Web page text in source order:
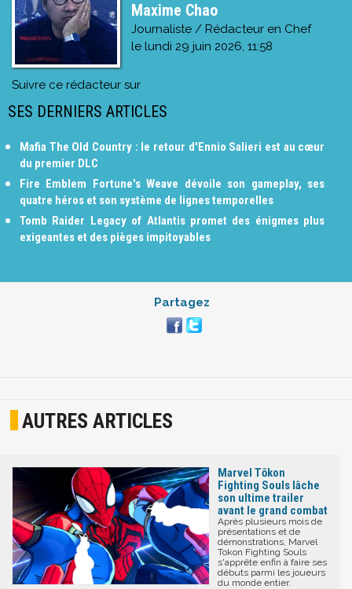
Maxime Chao
Journaliste / Rédacteur en Chef
le lundi 29 juin 2026, 11:58
Suivre ce rédacteur sur
SES DERNIERS ARTICLES
Mafia The Old Country : le retour d'Ennio Salieri est au cœur
du premier DLC
Fire Emblem Fortune's Weave dévoile son gameplay, ses
quatre héros et son système de lignes temporelles
Tomb Raider Legacy of Atlantis promet des énigmes plus
exigeantes et des pièges impitoyables
Partagez
AUTRES ARTICLES
Marvel Tōkon
Fighting Souls lâche
son ultime trailer
avant le grand combat
Après plusieurs mois de
présentations et de
démonstrations, Marvel
Tokon Fighting Souls
s'apprête enfin à faire ses
débuts parmi les joueurs
du monde entier.